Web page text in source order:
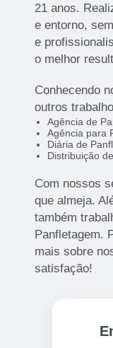
21 anos.
e entorno,
e
o melhor
Conhecendo
outros
Agência de
Agência para
Diária de
Distribuição
Com nossos
que almeja.
também
Panfletagem.
mais sobre
satisfação!